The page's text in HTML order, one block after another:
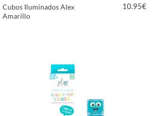
Cubos Iluminados Alex
Amarillo
10.95€